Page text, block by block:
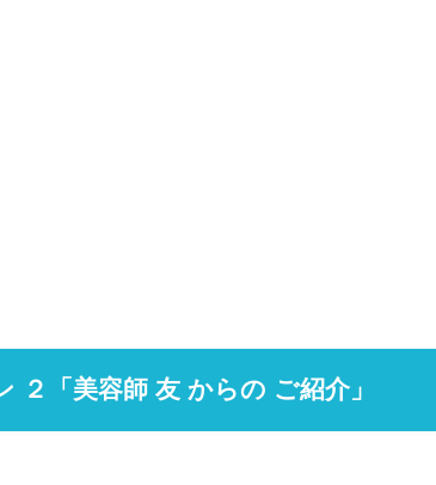
２「美容師 友 からの ご紹介」